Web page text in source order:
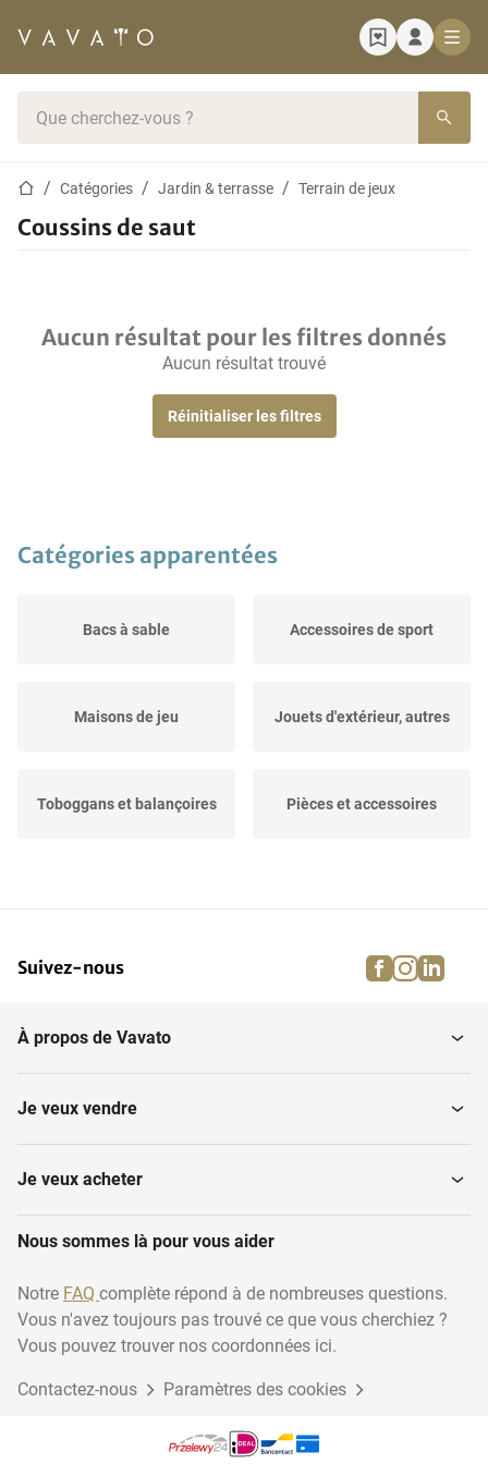
Page d'accueil
Catégories Jardin & terrasse Terrain de jeux
Coussins de saut
Aucun résultat pour les filtres donnés
Aucun résultat trouvé
Réinitialiser les filtres
Catégories apparentées
Bacs à sable Accessoires de sport
Maisons de jeu Jouets d'extérieur, autres
Toboggans et balançoires Pièces et accessoires
Suivez-nous facebook
À propos de Vavato
Je veux vendre
Je veux acheter
Nous sommes là pour vous aider
Notre FAQ complète répond à de nombreuses questions.
Vous n'avez toujours pas trouvé ce que vous cherchiez ?
Vous pouvez trouver nos coordonnées ici.
Contactez-nous Paramètres des cookies